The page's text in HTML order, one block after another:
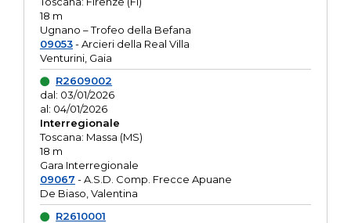
18 m
Ugnano – Trofeo della Befana
09053- Arcieri della Real Villa
Venturini, Gaia
R2609002
dal: 03/01/2026
al: 04/01/2026
Interregionale
Toscana: Massa (MS)
18 m
Gara Interregionale
09067 - A.S.D. Comp. Frecce Apuane
De Biaso, Valentina
R2610001